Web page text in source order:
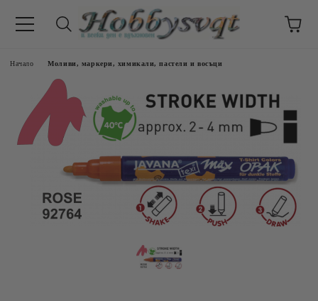
Начало Моливи, маркери, химикали, пастели и восъци